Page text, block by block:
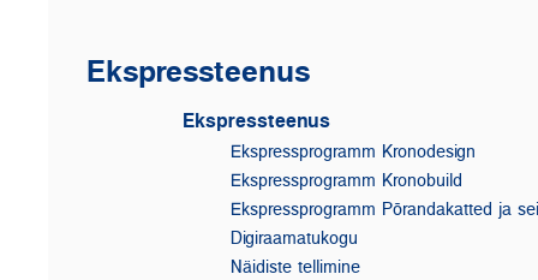
Ekspressteenus
Ekspressteenus
Ekspressprogramm Kronodesign
Ekspressprogramm Kronobuild
Ekspressprogramm Põrandakatted ja
Digiraamatukogu
Näidiste tellimine